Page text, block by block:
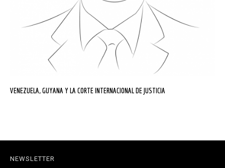
VENEZUELA, GUYANA Y LA CORTE INTERNACIONAL DE JUSTICIA
NEWSLETTER